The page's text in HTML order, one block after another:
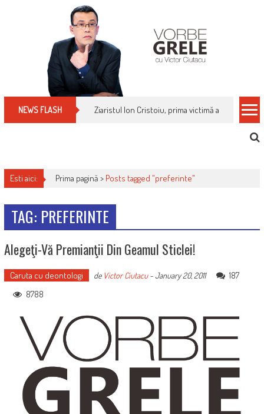
NEWS FLASH Ziaristul Ion Cristoiu, prima victimă a noi
Esti aici: Prima pagină > Posts tagged "preferinte"
TAG: PREFERINTE
Alegeţi-Vă Premianţii Din Geamul Sticlei!
Caruta cu deontologi de Victor Ciutacu-January 20, 2011
187
8788